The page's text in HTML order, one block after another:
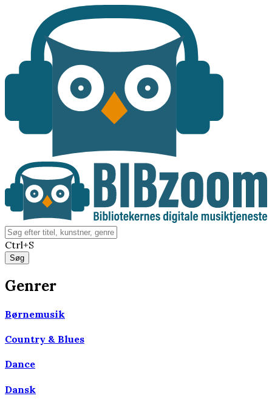
Ctrl+S
Genrer
Børnemusik
Country & Blues
Dance
Dansk